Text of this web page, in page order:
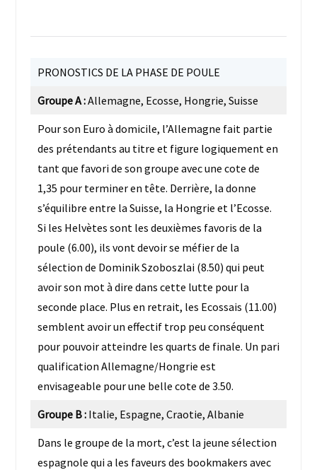
PRONOSTICS DE LA PHASE DE POULE
Groupe A :Allemagne, Ecosse, Hongrie, Suisse
Pour son Euro à domicile, l’Allemagne fait partie
des prétendants au titre et figure logiquement en
tant que favori de son groupe avec une cote de
1,35 pour terminer en tête. Derrière, la donne
s’équilibre entre la Suisse, la Hongrie et l’Ecosse.
Si les Helvètes sont les deuxièmes favoris de la
poule (6.00), ils vont devoir se méfier de la
sélection de Dominik Szoboszlai (8.50) qui peut
avoir son mot à dire dans cette lutte pour la
seconde place. Plus en retrait, les Ecossais (11.00)
semblent avoir un effectif trop peu conséquent
pour pouvoir atteindre les quarts de finale. Un pari
qualification Allemagne/Hongrie est
envisageable pour une belle cote de 3.50.
Groupe B : Italie, Espagne, Craotie, Albanie
Dans le groupe de la mort, c’est la jeune sélection
espagnole qui a les faveurs des bookmakers avec